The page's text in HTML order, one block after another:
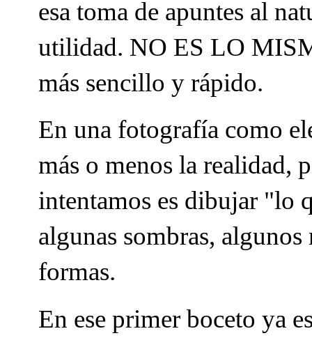
esa toma de apuntes al
utilidad. NO ES LO
más sencillo y rápido.
En una fotografía como
más o menos la realidad,
intentamos es dibujar "lo
algunas sombras,
formas.
En ese primer boceto ya